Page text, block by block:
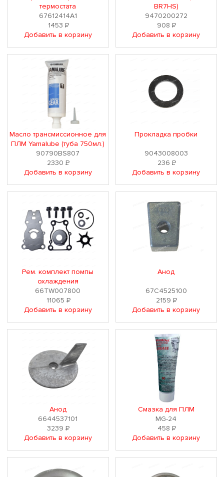
термостата
67612414A1
1453 Р
Добавить в корзину
BR7HS)
9470200272
908Р
Добавить в корзину
Масло трансмиссионное для
ПЛМ Yamalube (туба 750мл.)
90790BS807
2330Р
Добавить в корзину
Прокладка пробки
9043008003
236 Р
Добавить в корзину
Рем. комплект помпы
охлаждения
66TW007800
11065 Р
Добавить в корзину
Анод
67C4525100
2159Р
Добавить в корзину
Анод
6644537101
3239Р
Добавить в корзину
Смазка для ПЛМ
MG-24
458 Р
Добавить в корзину